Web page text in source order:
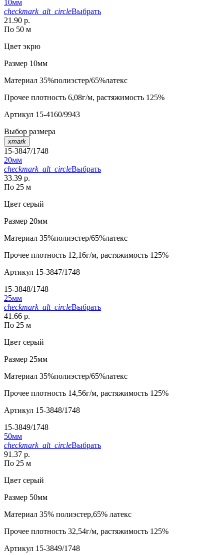
10мм
checkmark_alt_circleВыбрать
21.90 р.
По 50 м
Цвет экрю
Размер 10мм
Материал 35%полиэстер/65%латекс
Прочее плотность 6,08г/м, растяжимость 125%
Артикул 15-4160/9943
Выбор размера
xmark
15-3847/1748
20мм
checkmark_alt_circleВыбрать
33.39 р.
По 25 м
Цвет серый
Размер 20мм
Материал 35%полиэстер/65%латекс
Прочее плотность 12,16г/м, растяжимость 125%
Артикул 15-3847/1748
15-3848/1748
25мм
checkmark_alt_circleВыбрать
41.66 р.
По 25 м
Цвет серый
Размер 25мм
Материал 35%полиэстер/65%латекс
Прочее плотность 14,56г/м, растяжимость 125%
Артикул 15-3848/1748
15-3849/1748
50мм
checkmark_alt_circleВыбрать
91.37 р.
По 25 м
Цвет серый
Размер 50мм
Материал 35% полиэстер,65% латекс
Прочее плотность 32,54г/м, растяжимость 125%
Артикул 15-3849/1748